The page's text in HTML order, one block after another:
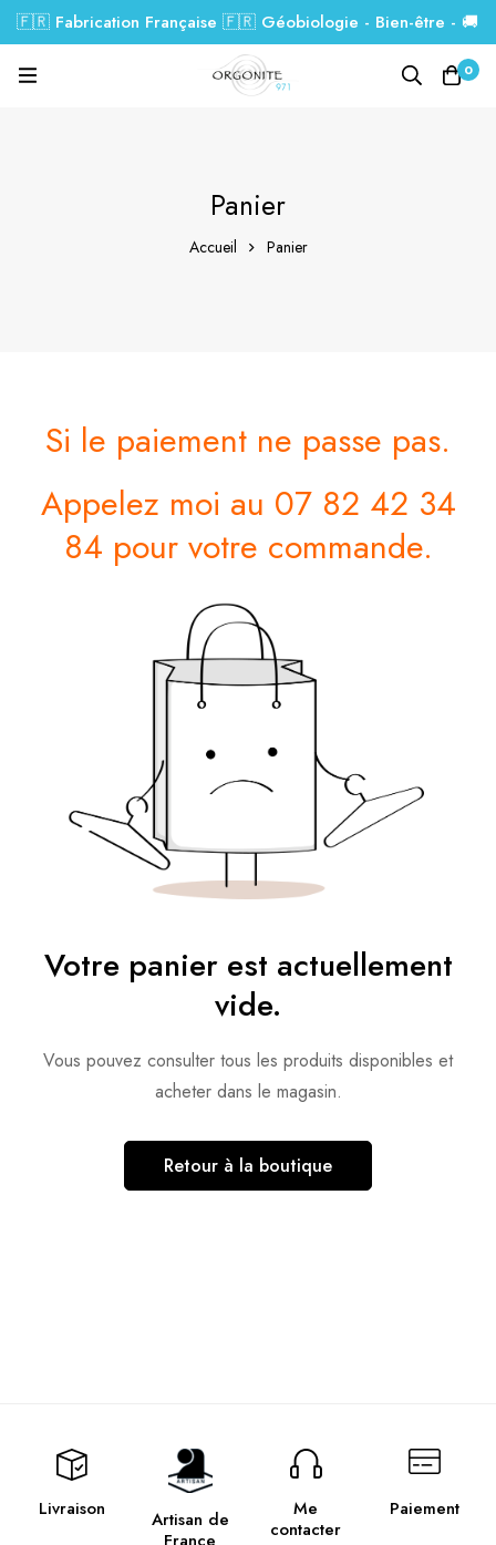
🇫🇷 Fabrication Française 🇫🇷 Géobiologie - Bien-être - 🚚
Livraison GRATUITE dés 99€.
0
Panier
Accueil Panier
Si le paiement ne passe pas.
Appelez moi au 07 82 42 34
84 pour votre commande.
Votre panier est actuellement
vide.
Vous pouvez consulter tous les produits disponibles et
acheter dans le magasin.
Retour à la boutique
Livraison
Artisan de
Me
contacter
Paiement